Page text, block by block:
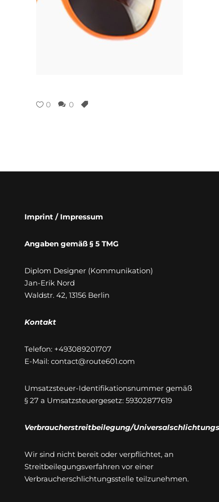
0 0
Imprint / Impressum
Angaben gemäß § 5 TMG
Diplom Designer (Kommunikation)
Jan-Erik Nord
Waldstr. 42, 13156 Berlin
Kontakt
Telefon: +493089201707
E-Mail: contact@route601.com
Umsatzsteuer-Identifikationsnummer gemäß
§ 27 a Umsatzsteuergesetz: 59302877619
Verbraucherstreitbeilegung/
Wir sind nicht bereit oder verpflichtet, an
Streitbeilegungsverfahren vor einer
Verbraucherschlichtungsstelle teilzunehmen.